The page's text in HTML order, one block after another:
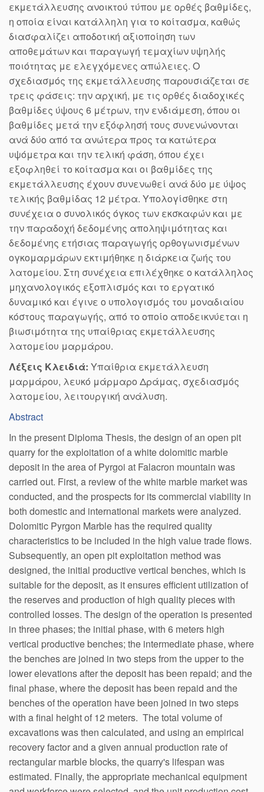
εκμετάλλευσης ανοικτού τύπου με ορθές βαθμίδες,
η οποία είναι κατάλληλη για το κοίτασμα, καθώς
διασφαλίζει αποδοτική αξιοποίηση των
αποθεμάτων και παραγωγή τεμαχίων υψηλής
ποιότητας με ελεγχόμενες απώλειες. Ο
σχεδιασμός της εκμετάλλευσης παρουσιάζεται σε
τρεις φάσεις: την αρχική, με τις ορθές διαδοχικές
βαθμίδες ύψους 6 μέτρων, την ενδιάμεση, όπου οι
βαθμίδες μετά την εξόφλησή τους συνενώνονται
ανά δύο από τα ανώτερα προς τα κατώτερα
υψόμετρα και την τελική φάση, όπου έχει
εξοφληθεί το κοίτασμα και οι βαθμίδες της
εκμετάλλευσης έχουν συνενωθεί ανά δύο με ύψος
τελικής βαθμίδας 12 μέτρα. Υπολογίσθηκε στη
συνέχεια ο συνολικός όγκος των εκσκαφών και με
την παραδοχή δεδομένης αποληψιμότητας και
δεδομένης ετήσιας παραγωγής ορθογωνισμένων
ογκομαρμάρων εκτιμήθηκε η διάρκεια ζωής του
λατομείου. Στη συνέχεια επιλέχθηκε ο κατάλληλος
μηχανολογικός εξοπλισμός και το εργατικό
δυναμικό και έγινε ο υπολογισμός του μοναδιαίου
κόστους παραγωγής, από το οποίο αποδεικνύεται η
βιωσιμότητα της υπαίθριας εκμετάλλευσης
λατομείου μαρμάρου.
Λέξεις Κλειδιά: Υπαίθρια εκμετάλλευση
μαρμάρου, λευκό μάρμαρο Δράμας, σχεδιασμός
λατομείου, λειτουργική ανάλυση.
Abstract
In the present Diploma Thesis, the design of an open pit
quarry for the exploitation of a white dolomitic marble
deposit in the area of Pyrgoi at Falacron mountain was
carried out. First, a review of the white marble market was
conducted, and the prospects for its commercial viability in
both domestic and international markets were analyzed.
Dolomitic Pyrgon Marble has the required quality
characteristics to be included in the high value trade flows.
Subsequently, an open pit exploitation method was
designed, the initial productive vertical benches, which is
suitable for the deposit, as it ensures efficient utilization of
the reserves and production of high quality pieces with
controlled losses. The design of the operation is presented
in three phases; the initial phase, with 6 meters high
vertical productive benches; the intermediate phase, where
the benches are joined in two steps from the upper to the
lower elevations after the deposit has been repaid; and the
final phase, where the deposit has been repaid and the
benches of the operation have been joined in two steps
with a final height of 12 meters. The total volume of
excavations was then calculated, and using an empirical
recovery factor and a given annual production rate of
rectangular marble blocks, the quarry's lifespan was
estimated. Finally, the appropriate mechanical equipment